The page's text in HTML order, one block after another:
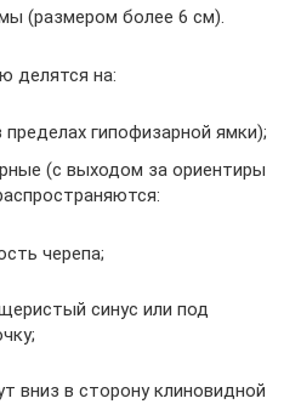
(размером более 6 см).
делятся на:
гипофизарной ямки);
(с выходом за ориентиры
черепа;
синус или под
вниз в сторону клиновидной